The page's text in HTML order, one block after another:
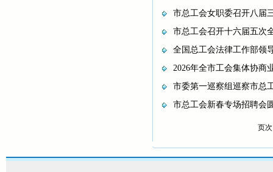
市总工会女职委召开八届
市总工会召开十六届五次
全国总工会法律工作部领
2026年全市工会集体协商
市委第一巡察组巡察市总
市总工会新春专场招聘会
页